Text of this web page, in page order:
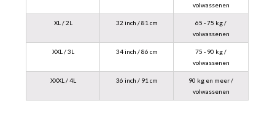
volwassenen
XL / 2L 32 inch / 81 cm
65 - 75 kg /
volwassenen
XXL / 3L 34 inch / 86 cm
75 - 90 kg /
volwassenen
XXXL / 4L 36 inch / 91 cm
90 kg en meer /
volwassenen